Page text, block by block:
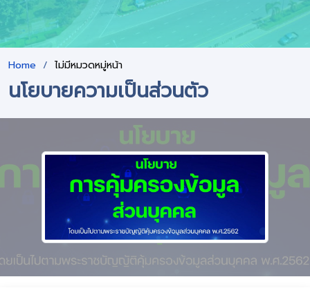
Home ไม่มีหมวดหมู่หน้า
นโยบายความเป็นส่วนตัว